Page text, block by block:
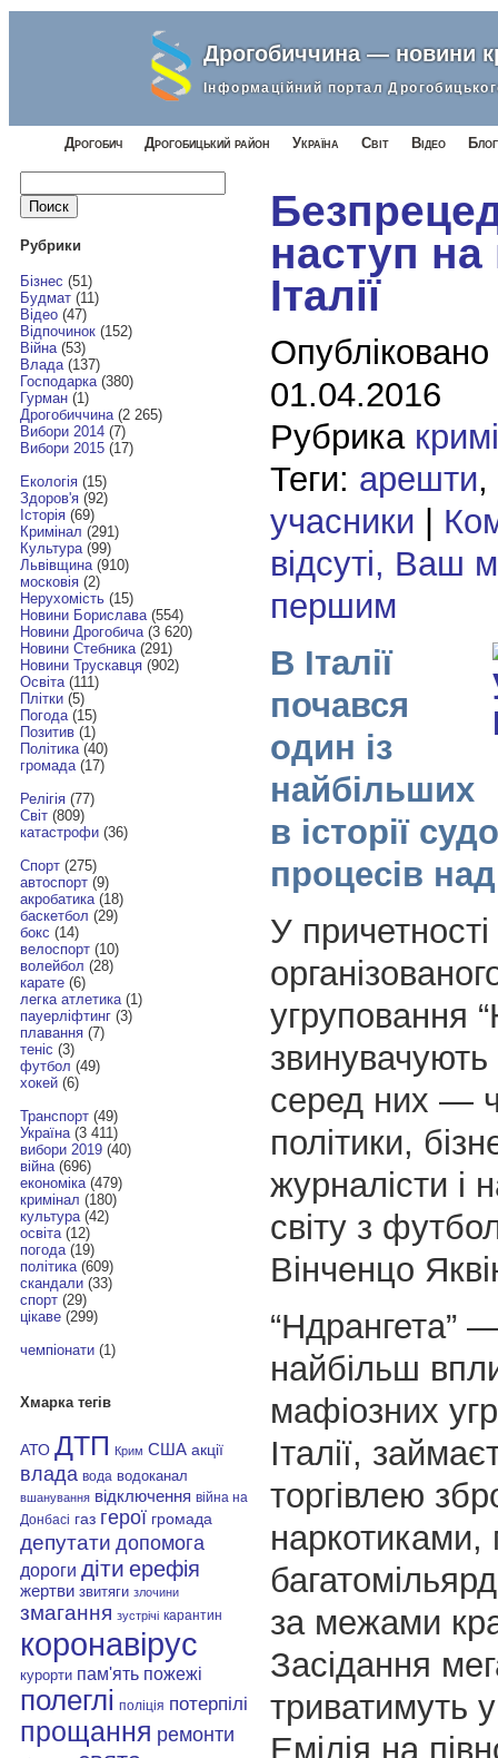
Дрогобиччина — новини
Інформаційний портал
Дрогобич Дрогобицький район Україна Світ Відео
Найти:
Рубрики
Бізнес (51)
Будмат(11)
Відео(47)
Відпочинок(152)
Війна(53)
Влада(137)
Господарка(380)
Гурман(1)
Дрогобиччина(2 265)
Вибори 2014(7)
Вибори 2015(17)
Екологія(15)
Здоров'я(92)
Історія(69)
Кримінал (291)
Культура(99)
Львівщина(910)
московія(2)
Нерухомість(15)
Новини Борислава(554)
Новини Дрогобича(3 620)
Новини Стебника(291)
Новини Трускавця(902)
Освіта(111)
Плітки(5)
Погода(15)
Позитив(1)
Політика(40)
громада(17)
Релігія(77)
Світ(809)
катастрофи(36)
Спорт(275)
автоспорт(9)
акробатика(18)
баскетбол (29)
бокс (14)
велоспорт(10)
волейбол (28)
карате(6)
легка атлетика(1)
пауерліфтинг(3)
плавання(7)
теніс (3)
футбол (49)
хокей(6)
Транспорт(49)
Україна(3 411)
вибори 2019(40)
війна(696)
економіка(479)
кримінал (180)
культура(42)
освіта(12)
погода(19)
політика(609)
скандали(33)
спорт(29)
цікаве(299)
чемпіонати(1)
Хмарка тегів
АТО ДТП Крим США акції
влада вода водоканал
вшанування відключення війна на
Донбасі газ герої громада
депутати допомога
дороги діти ерефія
жертви звитяги злочини
змагання зустрічі карантин
коронавірус
курорти пам'ять пожежі
полеглі поліція потерпілі
прощання ремонти
наступ
Італії
01.04.2016
Рубрика
Теги: арешти,
учасники |
відсуті, Ваш
першим
В Італії
почався
один із
найбільших
в історії
процесів
У
угруповання
звинувачують
серед них —
політики,
журналісти і
світу з
Вінченцо
“Ндрангета”
найбільш
мафіозних
Італії,
торгівлею
наркотиками,
за межами
Засідання
триватимуть
Емілія на